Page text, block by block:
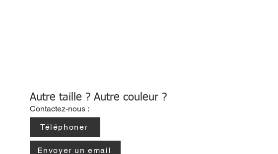
Autre taille ? Autre couleur ?
Contactez-nous :
Téléphoner
Envoyer un email